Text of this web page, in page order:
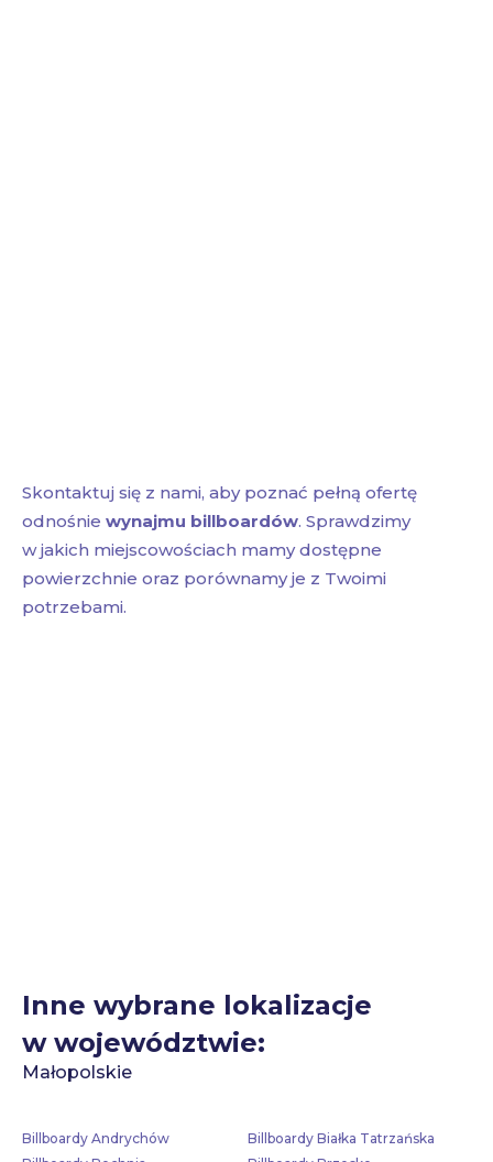
Skontaktuj się z nami, aby poznać pełną ofertę
odnośnie wynajmu billboardów. Sprawdzimy
w jakich miejscowościach mamy dostępne
powierzchnie oraz porównamy je z Twoimi
potrzebami.
Inne wybrane lokalizacje
w województwie:
Małopolskie
Billboardy Andrychów
Billboardy Białka Tatrzańska